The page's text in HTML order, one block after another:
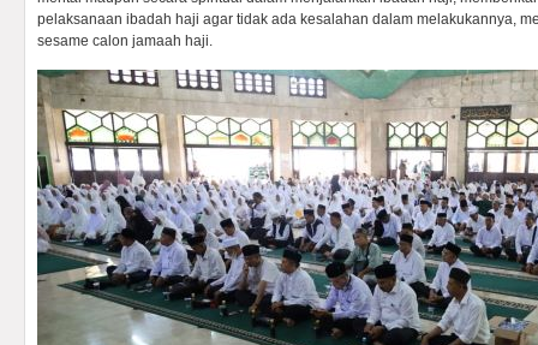
pelaksanaan ibadah haji agar tidak ada kesalahan dalam melakukannya,
sesame calon jamaah haji.